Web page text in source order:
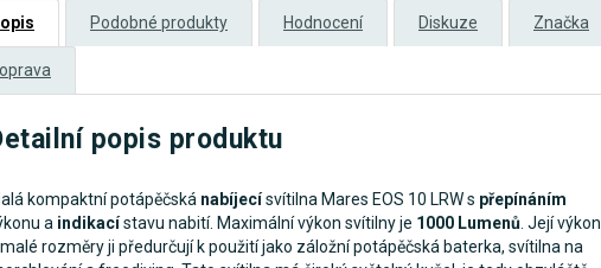
Podobné produkty Hodnocení Diskuze Značka
popis produktu
kompaktní potápěčská nabíjecísvítilna Mares EOS 10 LRW s přepínáním
a indikacístavu nabití. Maximální výkon svítilny je 1000 Lumenů . Její výkon
rozměry ji předurčují k použití jako záložní potápěčská baterka, svítilna na